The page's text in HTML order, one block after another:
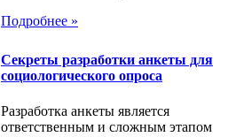
Подробнее »
Секреты разработки анкеты для
социологического опроса
Разработка анкеты является
ответственным и сложным этапом